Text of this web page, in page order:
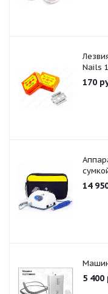
Nails
170
14
5 400